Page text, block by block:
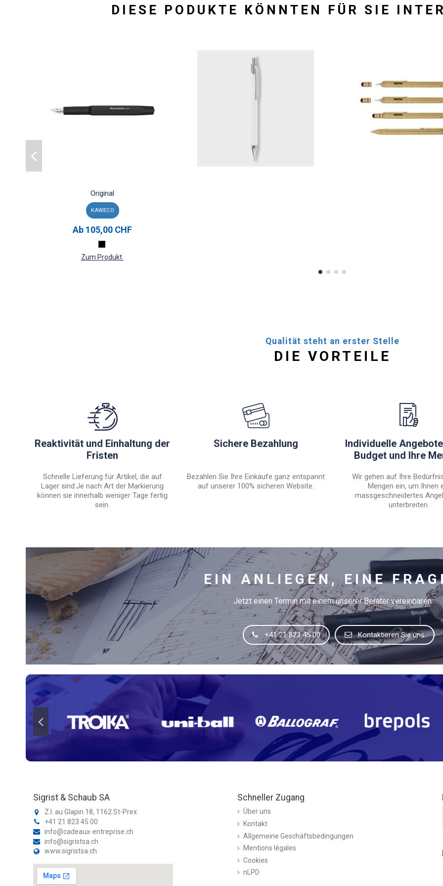
DIESE PODUKTE KÖNNTEN FÜR SIE
Original
KAWECO
Ab 105,00 CHF
Zum Produkt
Qualität steht an erster Stelle
DIE VORTEILE
Reaktivität und Einhaltung der
Fristen
Schnelle Lieferung für Artikel, die auf
Lager sind:Je nach Art der Markierung
können sie innerhalb weniger Tage fertig
sein.
Sichere Bezahlung
Bezahlen Sie Ihre Einkäufe ganz entspannt
auf unserer 100% sicheren Website.
Individuelle
Budget und Ihre
Wir gehen auf Ihre
Mengen ein, um Ihnen
massgeschneidertes
unterbreiten.
EIN ANLIEGEN, EINE
Jetzt einen Termin mit einem unserer Berater vereinbaren
+41 21 823 45 00 Kontaktieren Sie uns
Sigrist & Schaub SA
Z.I. au Glapin 18, 1162 St-Prex
+41 21 823 45 00
info@cadeaux-entreprise.ch
info@sigristsa.ch
www.sigristsa.ch
Schneller Zugang
Über uns
Kontakt
Allgemeine Geschäftsbedingungen
Mentions légales
Cookies
nLPD